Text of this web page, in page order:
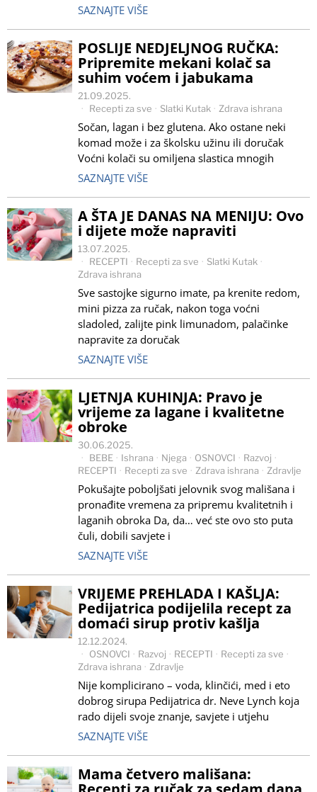
SAZNAJTE VIŠE
POSLIJE NEDJELJNOG RUČKA:
Pripremite mekani kolač sa
suhim voćem i jabukama
21.09.2025.
Recepti za sve · Slatki Kutak · Zdrava ishrana
Sočan, lagan i bez glutena. Ako ostane neki
komad može i za školsku užinu ili doručak
Voćni kolači su omiljena slastica mnogih
SAZNAJTE VIŠE
A ŠTA JE DANAS NA MENIJU: Ovo
i dijete može napraviti
13.07.2025.
RECEPTI · Recepti za sve · Slatki Kutak ·
Zdrava ishrana
Sve sastojke sigurno imate, pa krenite redom,
mini pizza za ručak, nakon toga voćni
sladoled, zalijte pink limunadom, palačinke
napravite za doručak
SAZNAJTE VIŠE
LJETNJA KUHINJA: Pravo je
vrijeme za lagane i kvalitetne
obroke
30.06.2025.
BEBE · Ishrana · Njega · OSNOVCI · Razvoj ·
RECEPTI · Recepti za sve · Zdrava ishrana · Zdravlje
Pokušajte poboljšati jelovnik svog mališana i
pronađite vremena za pripremu kvalitetnih i
laganih obroka Da, da… već ste ovo sto puta
čuli, dobili savjete i
SAZNAJTE VIŠE
VRIJEME PREHLADA I KAŠLJA:
Pedijatrica podijelila recept za
domaći sirup protiv kašlja
12.12.2024.
OSNOVCI · Razvoj · RECEPTI · Recepti za sve ·
Zdrava ishrana · Zdravlje
Nije komplicirano – voda, klinčići, med i eto
dobrog sirupa Pedijatrica dr. Neve Lynch koja
rado dijeli svoje znanje, savjete i utjehu
SAZNAJTE VIŠE
Mama četvero mališana: